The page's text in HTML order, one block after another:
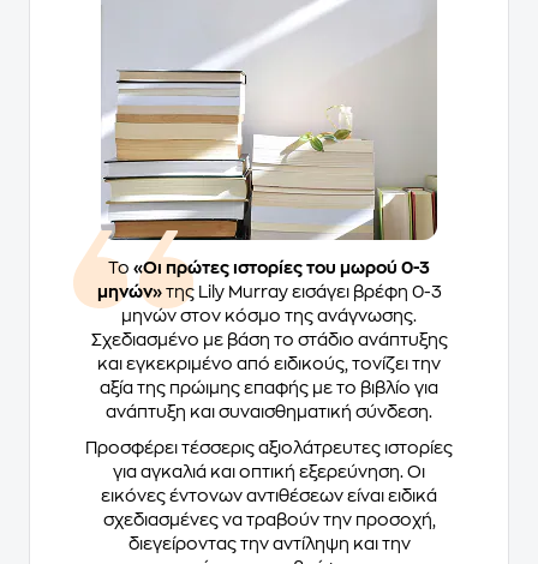
Το «Οι πρώτες ιστορίες του μωρού 0-3
μηνών»της Lily Murray εισάγει βρέφη 0-3
μηνών στον κόσμο της ανάγνωσης.
Σχεδιασμένο με βάση το στάδιο ανάπτυξης
και εγκεκριμένο από ειδικούς, τονίζει την
αξία της πρώιμης επαφής με το βιβλίο για
ανάπτυξη και συναισθηματική σύνδεση.
Προσφέρει τέσσερις αξιολάτρευτες ιστορίες
για αγκαλιά και οπτική εξερεύνηση. Οι
εικόνες έντονων αντιθέσεων είναι ειδικά
σχεδιασμένες να τραβούν την προσοχή,
διεγείροντας την αντίληψη και την